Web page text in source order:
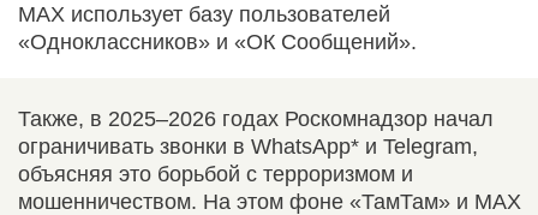
MAX использует базу пользователей
«Одноклассников» и «ОК Сообщений».
Также, в 2025–2026 годах Роскомнадзор начал
ограничивать звонки в WhatsApp* и Telegram,
объясняя это борьбой с терроризмом и
мошенничеством. На этом фоне «ТамТам» и MAX